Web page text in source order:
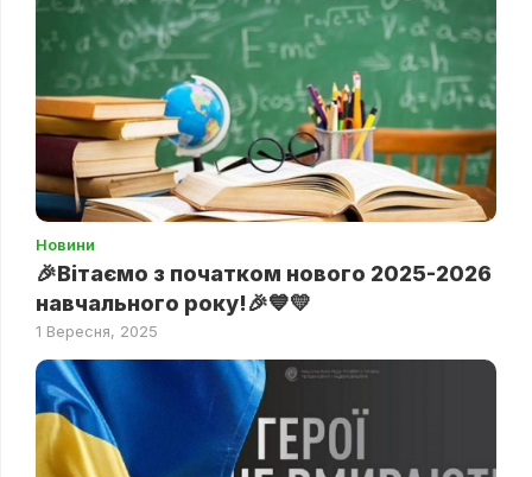
Новини
🎉Вітаємо з початком нового 2025-2026
навчального року!🎉💙💛
1 Вересня, 2025